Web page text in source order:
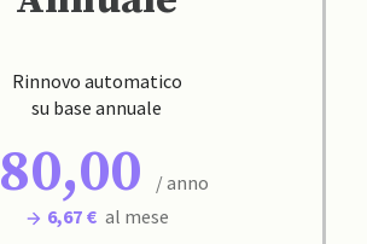
Rinnovo automatico
su base annuale
80,00
/ anno
6,67 € al mese